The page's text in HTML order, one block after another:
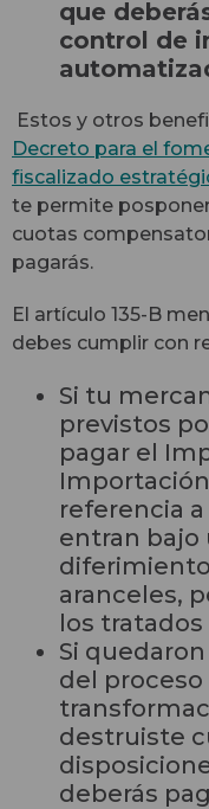
que
control de
Estos y otros
Decreto para el
fiscalizado
te permite
cuotas
pagarás.
El artículo 135-B
debes cumplir con
Si tu
previstos
pagar el
referencia
entran bajo
aranceles,
los
Si
del proceso
destruiste
deberás